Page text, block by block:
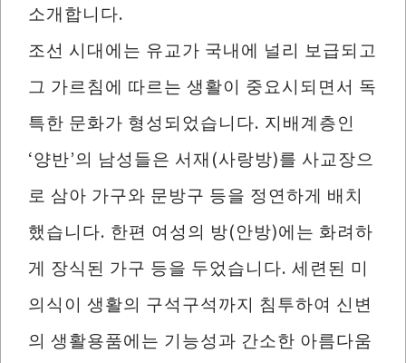
소개합니다.
조선 시대에는 유교가 국내에 널리 보급되고
그 가르침에 따르는 생활이 중요시되면서 독
특한 문화가 형성되었습니다. 지배계층인
‘양반’의 남성들은 서재(사랑방)를 사교장으
로 삼아 가구와 문방구 등을 정연하게 배치
했습니다. 한편 여성의 방(안방)에는 화려하
게 장식된 가구 등을 두었습니다. 세련된 미
의식이 생활의 구석구석까지 침투하여 신변
의 생활용품에는 기능성과 간소한 아름다움